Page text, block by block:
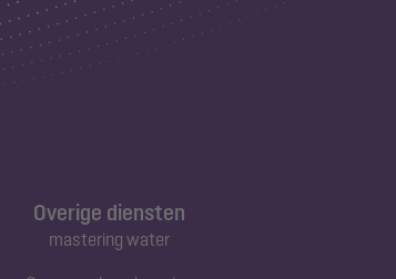
Overige diensten
mastering water